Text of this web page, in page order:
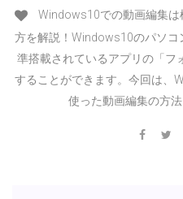
Windows10での動画編集
方を解説！Windows10のパソ
準搭載されているアプリの「フ
することができます。今回は、
使った動画編集の方